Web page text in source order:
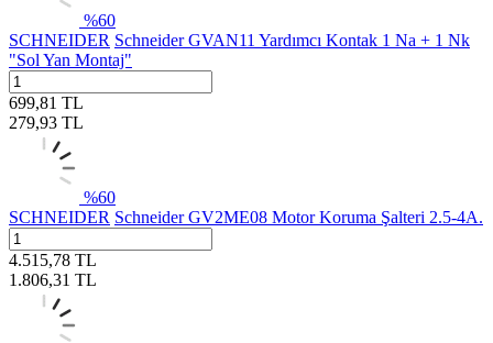
%60
SCHNEIDER Schneider GVAN11 Yardımcı Kontak 1 Na + 1 Nk
"Sol Yan Montaj"
699,81 TL
279,93 TL
%60
SCHNEIDER Schneider GV2ME08 Motor Koruma Şalteri 2.5-4A.
4.515,78 TL
1.806,31 TL